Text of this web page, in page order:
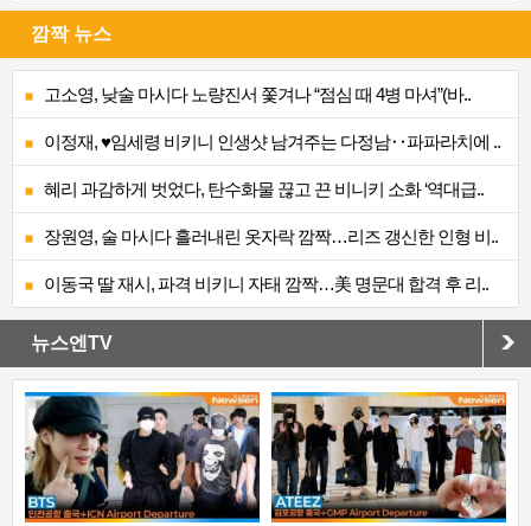
깜짝 뉴스
고소영, 낮술 마시다 노량진서 쫓겨나 “점심 때 4병 마셔”(바..
이정재, ♥임세령 비키니 인생샷 남겨주는 다정남‥파파라치에 ..
혜리 과감하게 벗었다, 탄수화물 끊고 끈 비니키 소화 ‘역대급..
장원영, 술 마시다 흘러내린 옷자락 깜짝…리즈 갱신한 인형 비..
이동국 딸 재시, 파격 비키니 자태 깜짝…美 명문대 합격 후 리..
뉴스엔TV